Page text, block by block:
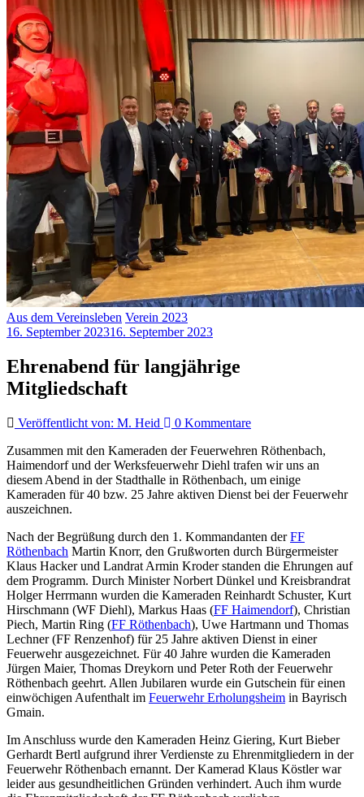
Aus dem Vereinsleben Verein 2023
16. September 202316. September 2023
Ehrenabend für langjährige
Mitgliedschaft
Veröffentlicht von: M. Heid
0 Kommentare
Zusammen mit den Kameraden der Feuerwehren Röthenbach,
Haimendorf und der Werksfeuerwehr Diehl trafen wir uns an
diesem Abend in der Stadthalle in Röthenbach, um einige
Kameraden für 40 bzw. 25 Jahre aktiven Dienst bei der Feuerwehr
auszeichnen.
Nach der Begrüßung durch den 1. Kommandanten derFF
Röthenbach Martin Knorr, den Grußworten durch Bürgermeister
Klaus Hacker und Landrat Armin Kroder standen die Ehrungen auf
dem Programm. Durch Minister Norbert Dünkel und Kreisbrandrat
Holger Herrmann wurden die Kameraden Reinhardt Schuster, Kurt
Hirschmann (WF Diehl), Markus Haas (FF Haimendorf), Christian
Piech, Martin Ring (FF Röthenbach), Uwe Hartmann und Thomas
Lechner (FF Renzenhof) für 25 Jahre aktiven Dienst in einer
Feuerwehr ausgezeichnet. Für 40 Jahre wurden die Kameraden
Jürgen Maier, Thomas Dreykorn und Peter Roth der Feuerwehr
Röthenbach geehrt. Allen Jubilaren wurde ein Gutschein für einen
einwöchigen Aufenthalt im Feuerwehr Erholungsheim in Bayrisch
Gmain.
Im Anschluss wurde den Kameraden Heinz Giering, Kurt Bieber
Gerhardt Bertl aufgrund ihrer Verdienste zu Ehrenmitgliedern in der
Feuerwehr Röthenbach ernannt. Der Kamerad Klaus Köstler war
leider aus gesundheitlichen Gründen verhindert. Auch ihm wurde